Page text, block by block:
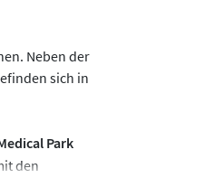
Neben der
sich in
Park
den